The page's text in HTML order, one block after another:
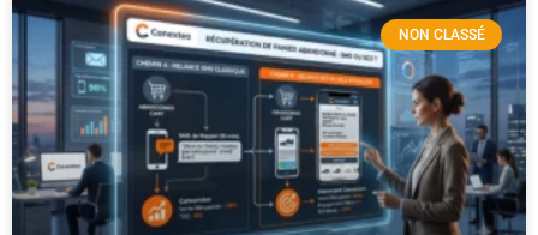
NON CLASSÉ